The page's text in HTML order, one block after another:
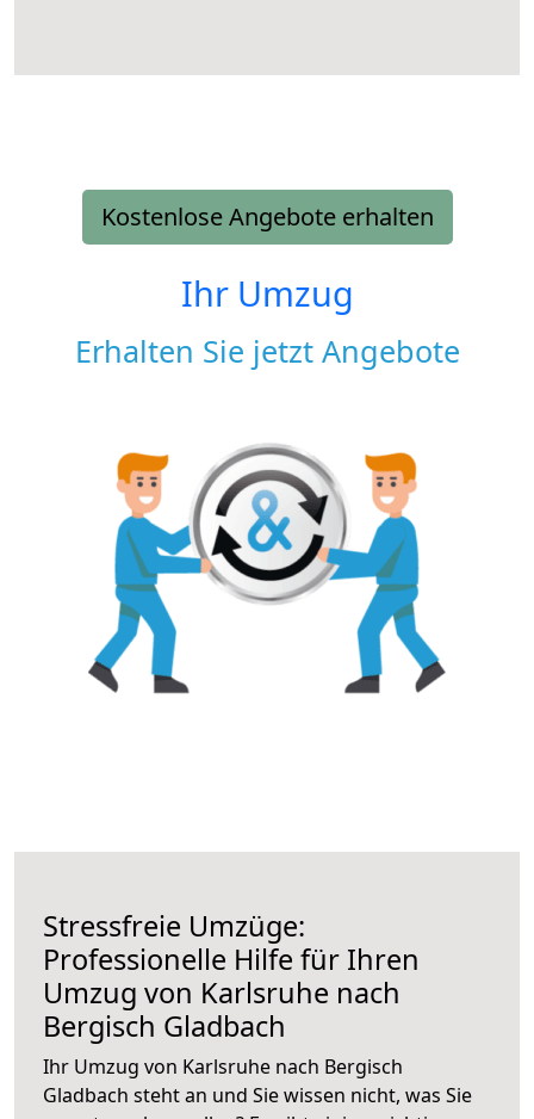
Kostenlose Angebote erhalten
Ihr Umzug
Erhalten Sie jetzt Angebote
Stressfreie Umzüge:
Professionelle Hilfe für Ihren
Umzug von Karlsruhe nach
Bergisch Gladbach
Ihr Umzug von Karlsruhe nach Bergisch
Gladbach steht an und Sie wissen nicht, was Sie